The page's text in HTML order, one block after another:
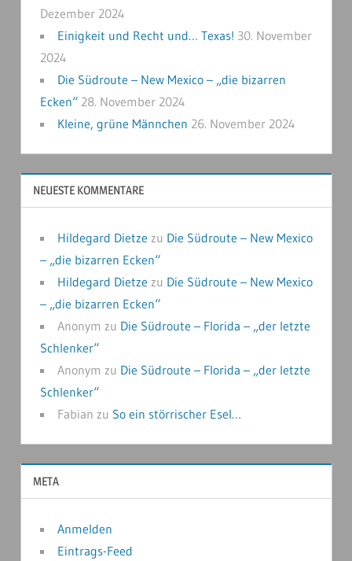
Dezember 2024
Einigkeit und Recht und… Texas! 30. November
2024
Die Südroute – New Mexico – „die bizarren
Ecken“ 28. November 2024
Kleine, grüne Männchen 26. November 2024
NEUESTE KOMMENTARE
Hildegard Dietze zu Die Südroute – New Mexico
– „die bizarren Ecken“
Hildegard Dietze zu Die Südroute – New Mexico
– „die bizarren Ecken“
Anonym zu Die Südroute – Florida – „der letzte
Schlenker“
Anonym zu Die Südroute – Florida – „der letzte
Schlenker“
Fabian zu So ein störrischer Esel…
META
Anmelden
Eintrags-Feed